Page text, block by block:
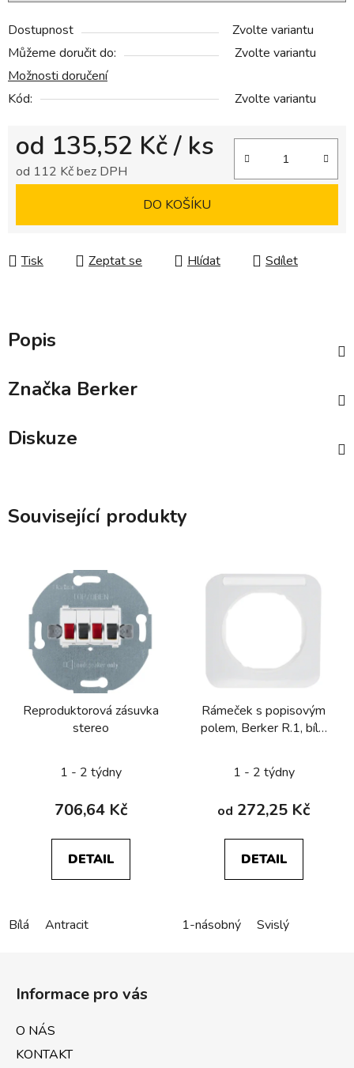
Dostupnost
Zvolte variantu
Můžeme doručit do:
Zvolte variantu
Možnosti doručení
Kód:
Zvolte variantu
od 135,52 Kč/ ks
od 112 Kčbez DPH
DO KOŠÍKU
Tisk Zeptat se Hlídat Sdílet
Popis
Značka Berker
Diskuze
Související produkty
Reproduktorová zásuvka
stereo
1 - 2 týdny
706,64 Kč
DETAIL
Bílá Antracit
Rámeček s popisovým
polem, Berker R.1, bílá,
1 - 2 týdny
od 272,25 Kč
DETAIL
1-násobný Svislý
Informace pro vás
O NÁS
KONTAKT